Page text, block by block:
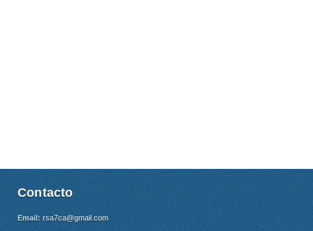
Contacto
Email: rsa7ca@gmail.com